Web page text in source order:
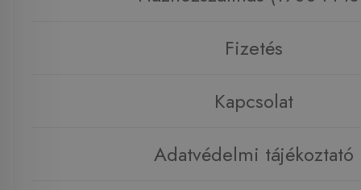
Fizetés
Kapcsolat
Adatvédelmi tájékoztató